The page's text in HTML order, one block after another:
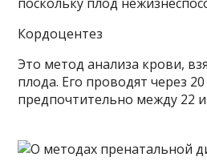
Кордоцентез
Это метод анализа крови,
плода. Его проводят через
предпочтительно между 22